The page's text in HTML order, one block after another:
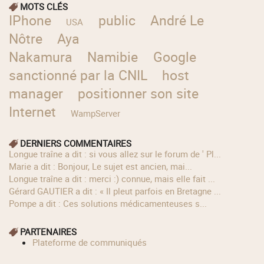
MOTS CLÉS
IPhone USA public
André Le
Nôtre
Aya
Nakamura
Namibie
Google
sanctionné par la CNIL
host
manager
positionner son site
Internet
WampServer
DERNIERS COMMENTAIRES
longue traîne a dit : si vous allez sur le forum de ' Pl...
Marie a dit : Bonjour, Le sujet est ancien, mai...
longue traîne a dit : merci :) connue, mais elle fait ...
Gérard GAUTIER a dit : « Il pleut parfois en Bretagne ...
Pompe a dit : Ces solutions médicamenteuses s...
PARTENAIRES
Plateforme de communiqués